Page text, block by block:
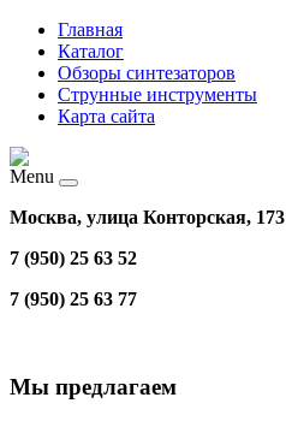
Главная
Каталог
Обзоры синтезаторов
Струнные инструменты
Карта сайта
Menu
Москва, улица Конторская, 173
7 (950) 25 63 52
7 (950) 25 63 77
Мы предлагаем